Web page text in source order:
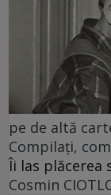
pe de altă
Compilați,
Îi las plăcerea
Cosmin